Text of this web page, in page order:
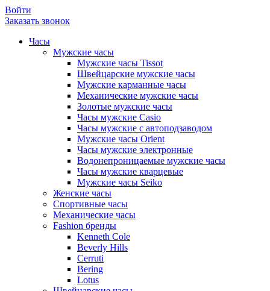
Войти
Заказать звонок
Часы
Мужские часы
Мужские часы Tissot
Швейцарские мужские часы
Мужские карманные часы
Механические мужские часы
Золотые мужские часы
Часы мужские Casio
Часы мужские с автоподзаводом
Мужские часы Orient
Часы мужские электронные
Водонепроницаемые мужские часы
Часы мужские кварцевые
Мужские часы Seiko
Женские часы
Спортивные часы
Механические часы
Fashion бренды
Kenneth Cole
Beverly Hills
Cerruti
Bering
Lotus